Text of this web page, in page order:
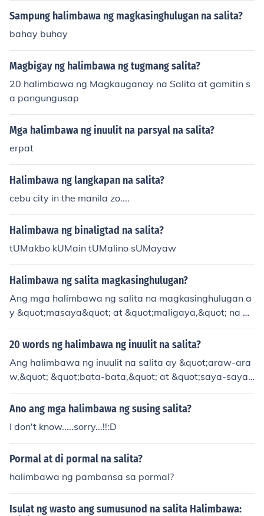
Sampung halimbawa ng magkasinghulugan na salita?
bahay buhay
Magbigay ng halimbawa ng tugmang salita?
20 halimbawa ng Magkauganay na Salita at gamitin s
a pangungusap
Mga halimbawa ng inuulit na parsyal na salita?
erpat
Halimbawa ng langkapan na salita?
cebu city in the manila zo....
Halimbawa ng binaligtad na salita?
tUMakbo kUMain tUMalino sUMayaw
Halimbawa ng salita magkasinghulugan?
Ang mga halimbawa ng salita na magkasinghulugan a
y &quot;masaya&quot; at &quot;maligaya,&quot; na pa
rehong nangangahulugang may kasiyahan. Isa pang h
alimbawa ay &quot;mabilis&quot; at &quot;dali,&quot;
g magkasinghulugang salita ay nakatutulong sa pagpa
payaman ng wika at sa mas malinaw na komunikasyo
n.
20 words ng halimbawa ng inuulit na salita?
Ang halimbawa ng inuulit na salita ay &quot;araw-ara
w,&quot; &quot;bata-bata,&quot; at &quot;saya-saya.
&quot; Ginagamit ito upang ipakita ang pag-uulit ng id
eya o katangian.
Ano ang mga halimbawa ng susing salita?
I don't know.....sorry...!!:D
Pormal at di pormal na salita?
halimbawa ng pambansa sa pormal?
Isulat ng wasto ang sumusunod na salita Halimbawa: